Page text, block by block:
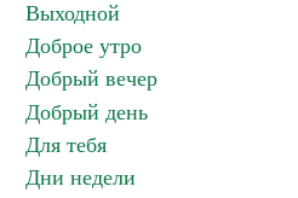
Выходной
Доброе утро
Добрый вечер
Добрый день
Для тебя
Дни недели